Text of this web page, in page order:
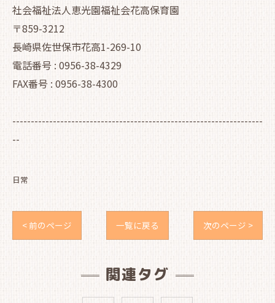
社会福祉法人恵光園福祉会花高保育園
〒859-3212
長崎県佐世保市花高1-269-10
電話番号 : 0956-38-4329
FAX番号 : 0956-38-4300
--------------------------------------------------------------------
--
日常
< 前のページ 一覧に戻る 次のページ >
関連タグ